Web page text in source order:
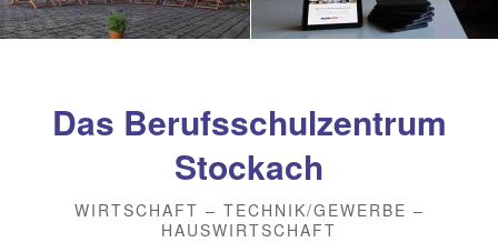
Das Berufsschulzentrum
Stockach
WIRTSCHAFT – TECHNIK/GEWERBE –
HAUSWIRTSCHAFT